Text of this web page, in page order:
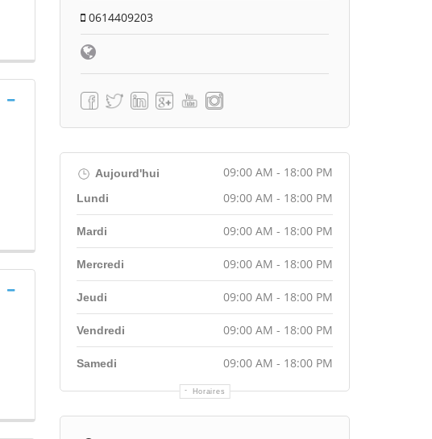
0614409203
Aujourd'hui 09:00 AM - 18:00 PM
Horaires
Lundi 09:00 AM - 18:00 PM
Mardi 09:00 AM - 18:00 PM
Mercredi 09:00 AM - 18:00 PM
Jeudi 09:00 AM - 18:00 PM
Vendredi 09:00 AM - 18:00 PM
Samedi 09:00 AM - 18:00 PM